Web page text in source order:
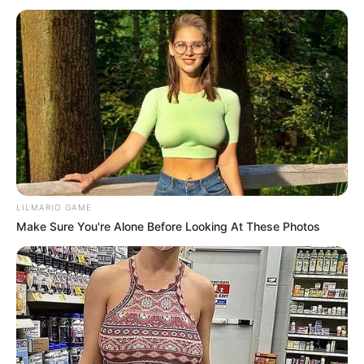
IMPORTANTE: El video relacionado a esta historia lo
encontrarás al final del artículo.
su coronación, cuando varios medios reportaron la
inesperada muerte de un ser muy cercano a la reina. La
noticia cayó como un jarro de agua fría entre sus
seguidores, quienes no lograban comprender cómo la
vida podía entrelazar de forma tan abrupta uno de sus
LILMARIO GAME
Make Sure You're Alone Before Looking At These Photos